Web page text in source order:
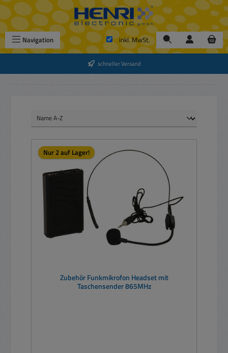
Zum Hauptinhalt springen
Navigation inkl. MwSt.
schneller Versand
Nur 2 auf Lager!
Zubehör Funkmikrofon Headset mit
Taschensender 865MHz